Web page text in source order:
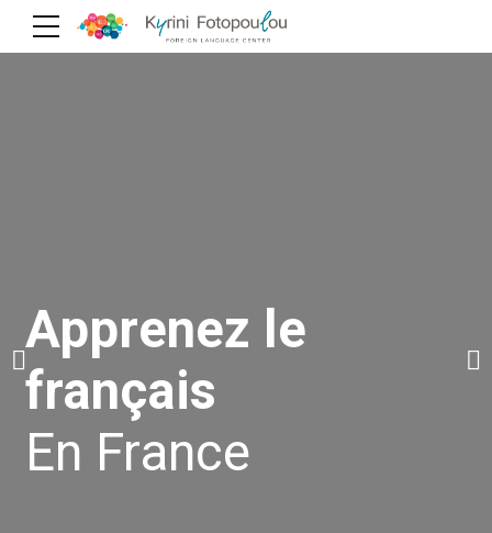
Learn English
In England
Apprenez le
français
En France
Deutsch lernen
In Deutschland